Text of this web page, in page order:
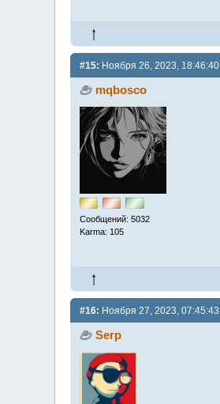
#15: Ноября 26, 2023, 18:46:40
mqbosco
Сообщений: 5032
Karma: 105
#16: Ноября 27, 2023, 07:45:43
Serp